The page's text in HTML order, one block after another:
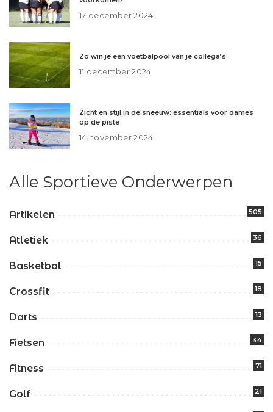
17 december 2024
Zo win je een voetbalpool van je collega’s
11 december 2024
Zicht en stijl in de sneeuw: essentials voor dames
op de piste
14 november 2024
Alle Sportieve Onderwerpen
Artikelen 505
Atletiek 36
Basketbal 15
Crossfit 18
Darts 13
Fietsen 34
Fitness 71
Golf 21